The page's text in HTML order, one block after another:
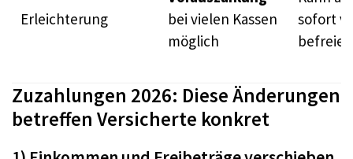
Erleichterung
bei vielen Kassen
möglich
sofort
befreien
Zuzahlungen 2026: Diese Änderungen
betreffen Versicherte konkret